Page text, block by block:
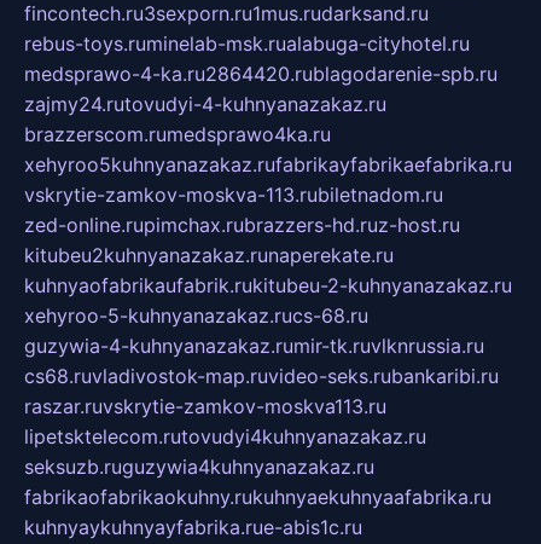
fincontech.ru3sexporn.ru1mus.rudarksand.ru
rebus-toys.ruminelab-msk.rualabuga-cityhotel.ru
medsprawo-4-ka.ru2864420.rublagodarenie-spb.ru
zajmy24.rutovudyi-4-kuhnyanazakaz.ru
brazzerscom.rumedsprawo4ka.ru
xehyroo5kuhnyanazakaz.rufabrikayfabrikaefabrika.ru
vskrytie-zamkov-moskva-113.rubiletnadom.ru
zed-online.rupimchax.rubrazzers-hd.ruz-host.ru
kitubeu2kuhnyanazakaz.runaperekate.ru
kuhnyaofabrikaufabrik.rukitubeu-2-kuhnyanazakaz.ru
xehyroo-5-kuhnyanazakaz.rucs-68.ru
guzywia-4-kuhnyanazakaz.rumir-tk.ruvlknrussia.ru
cs68.ruvladivostok-map.ruvideo-seks.rubankaribi.ru
raszar.ruvskrytie-zamkov-moskva113.ru
lipetsktelecom.rutovudyi4kuhnyanazakaz.ru
seksuzb.ruguzywia4kuhnyanazakaz.ru
fabrikaofabrikaokuhny.rukuhnyaekuhnyaafabrika.ru
kuhnyaykuhnyayfabrika.rue-abis1c.ru